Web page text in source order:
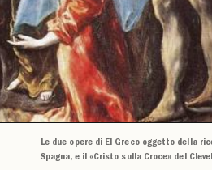
Le due opere di El Greco oggetto della
Spagna, e il «Cristo sulla Croce» del